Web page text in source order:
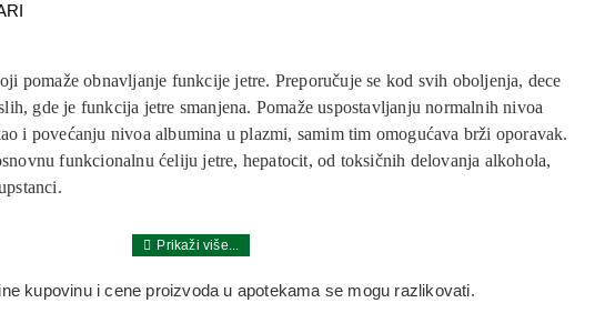
pomaže obnavljanje funkcije jetre. Preporučuje se kod svih oboljenja, dece
gde je funkcija jetre smanjena. Pomaže uspostavljanju normalnih nivoa
i povećanju nivoa albumina u plazmi, samim tim omogućava brži oporavak.
funkcionalnu ćeliju jetre, hepatocit, od toksičnih delovanja alkohola,
puta dnevno po 1-2 tablete
kupovinu i cene proizvoda u apotekama se mogu razlikovati.